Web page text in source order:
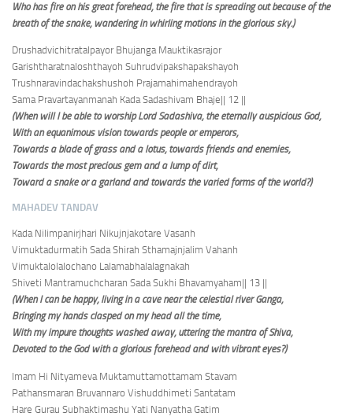
Who has fire on his great forehead, the fire that is spreading out because of the
breath of the snake, wandering in whirling motions in the glorious sky.)
Drushadvichitratalpayor Bhujanga Mauktikasrajor
Garishtharatnaloshthayoh Suhrudvipakshapakshayoh
Trushnaravindachakshushoh Prajamahimahendrayoh
Sama Pravartayanmanah Kada Sadashivam Bhaje|| 12 ||
(When will I be able to worship Lord Sadashiva, the eternally auspicious God,
With an equanimous vision towards people or emperors,
Towards a blade of grass and a lotus, towards friends and enemies,
Towards the most precious gem and a lump of dirt,
Toward a snake or a garland and towards the varied forms of the world?)
MAHADEV TANDAV
Kada Nilimpanirjhari Nikujnjakotare Vasanh
Vimuktadurmatih Sada Shirah Sthamajnjalim Vahanh
Vimuktalolalochano Lalamabhalalagnakah
Shiveti Mantramuchcharan Sada Sukhi Bhavamyaham|| 13 ||
(When I can be happy, living in a cave near the celestial river Ganga,
Bringing my hands clasped on my head all the time,
With my impure thoughts washed away, uttering the mantra of Shiva,
Devoted to the God with a glorious forehead and with vibrant eyes?)
Imam Hi Nityameva Muktamuttamottamam Stavam
Pathansmaran Bruvannaro Vishuddhimeti Santatam
Hare Gurau Subhaktimashu Yati Nanyatha Gatim